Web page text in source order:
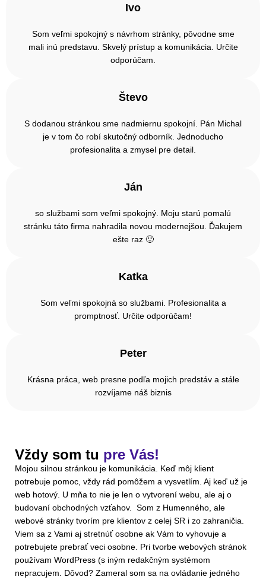
Ivo
Som veľmi spokojný s návrhom stránky, pôvodne sme
mali inú predstavu. Skvelý prístup a komunikácia. Určite
odporúčam.
Števo
S dodanou stránkou sme nadmiernu spokojní. Pán Michal
je v tom čo robí skutočný odborník. Jednoducho
profesionalita a zmysel pre detail.
Ján
so službami som veľmi spokojný. Moju starú pomalú
stránku táto firma nahradila novou modernejšou. Ďakujem
ešte raz 🙂
Katka
Som veľmi spokojná so službami. Profesionalita a
promptnosť. Určite odporúčam!
Peter
Krásna práca, web presne podľa mojich predstáv a stále
rozvíjame náš biznis
Vždy som tu pre Vás!
Mojou silnou stránkou je komunikácia. Keď môj klient
potrebuje pomoc, vždy rád pomôžem a vysvetlím. Aj keď už je
web hotový. U mňa to nie je len o vytvorení webu, ale aj o
budovaní obchodných vzťahov. Som z Humenného, ale
webové stránky tvorím pre klientov z celej SR i zo zahraničia.
Viem sa z Vami aj stretnúť osobne ak Vám to vyhovuje a
potrebujete prebrať veci osobne. Pri tvorbe webových stránok
používam WordPress (s iným redakčným systémom
nepracujem. Dôvod? Zameral som sa na ovládanie jedného